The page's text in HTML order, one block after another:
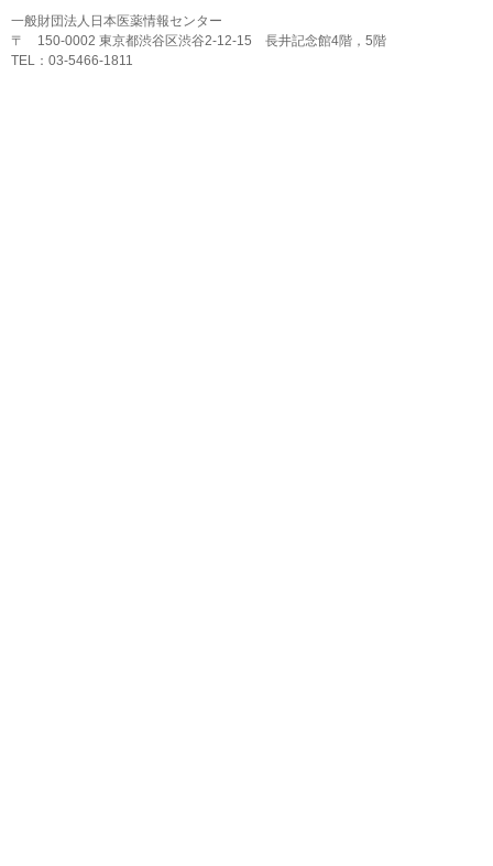
一般財団法人日本医薬情報センター
〒 150-0002 東京都渋谷区渋谷2-12-15 長井記念館4階，5階
TEL：03-5466-1811